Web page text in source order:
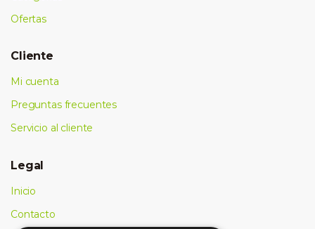
Ofertas
Cliente
Mi cuenta
Preguntas frecuentes
Servicio al cliente
Legal
Inicio
Contacto